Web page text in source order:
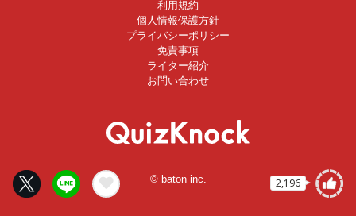
2,196
利用規約
個人情報保護方針
プライバシーポリシー
免責事項
ライター紹介
お問い合わせ
© baton inc.